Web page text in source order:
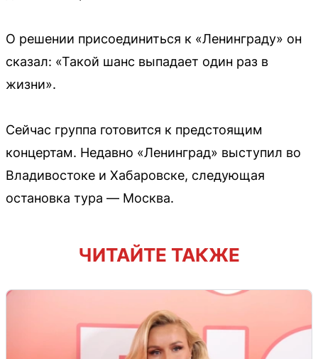
О решении присоединиться к «Ленинграду» он
сказал: «Такой шанс выпадает один раз в
жизни».
Сейчас группа готовится к предстоящим
концертам. Недавно «Ленинград» выступил во
Владивостоке и Хабаровске, следующая
остановка тура — Москва.
ЧИТАЙТЕ ТАКЖЕ